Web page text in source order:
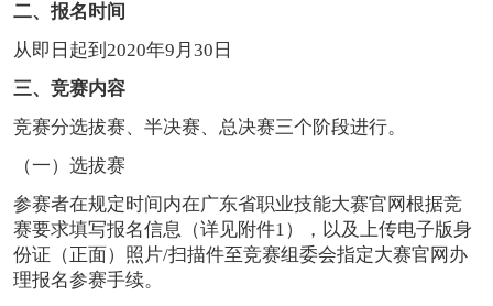
二、报名时间
从即日起到2020年9月30日
三、竞赛内容
竞赛分选拔赛、半决赛、总决赛三个阶段进行。
（一）选拔赛
参赛者在规定时间内在广东省职业技能大赛官网根据竞
赛要求填写报名信息（详见附件1），以及上传电子版身
份证（正面）照片/扫描件至竞赛组委会指定大赛官网办
理报名参赛手续。